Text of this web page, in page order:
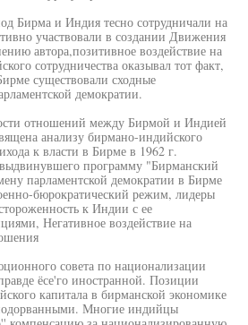
Бирма и Индия тесно сотрудничали на
участвовали в создании Движения
автора,позитивное воздействие на
сотрудничества оказывал тот факт,
существовали сходные
демократии.
отношений между Бирмой и Индией
анализу бирмано-индийского
к власти в Бирме в 1962 г.
программу "Бирманский
парламентской демократии в Бирме
бюрократический режим, лидеры
к Индии с ее
Негативное воздействие на
совета по национализации
ёсе'го иностранной. Позиции
капитала в бирманской экономике
Многие индийцы